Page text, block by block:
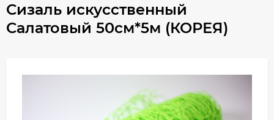
Сизаль искусственный
Салатовый 50см*5м (КОРЕЯ)